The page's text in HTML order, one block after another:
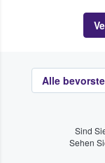
Alle
Sind
Sehen